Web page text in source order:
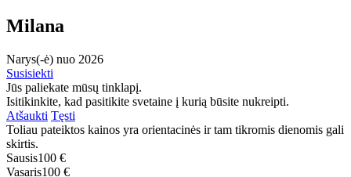
Milana
Narys(-ė) nuo 2026
Susisiekti
Jūs paliekate mūsų tinklapį.
Isitikinkite, kad pasitikite svetaine į kurią būsite nukreipti.
Atšaukti Tęsti
Toliau pateiktos kainos yra orientacinės ir tam tikromis dienomis gali
skirtis.
Sausis100 €
Vasaris100 €